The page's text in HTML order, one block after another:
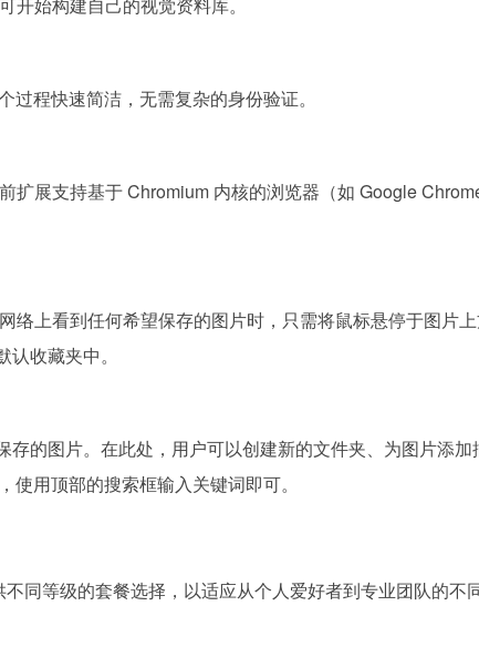
程快速简洁，无需复杂的身份验证。
展支持基于 Chromium 内核的浏览器（如 Google Chrome
上看到任何希望保存的图片时，只需将鼠标悬停于图片上
收藏夹中。
的图片。在此处，用户可以创建新的文件夹、为图片添加
用顶部的搜索框输入关键词即可。
同等级的套餐选择，以适应从个人爱好者到专业团队的不